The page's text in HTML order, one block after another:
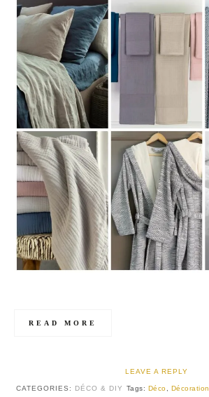
READ MORE
LEAVE A REPLY
CATEGORIES: DÉCO & DIY Tags: Déco Décoration